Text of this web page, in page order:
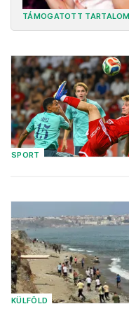
TÁMOGATOTT TARTALOM
SPORT
KÜLFÖLD